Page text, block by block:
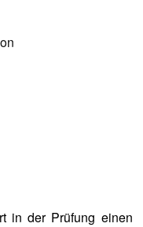
in der Prüfung einen